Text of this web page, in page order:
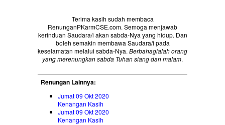
Terima kasih sudah membaca
RenunganPKarmCSE.com. Semoga menjawab
kerinduan Saudara/i akan sabda-Nya yang hidup. Dan
boleh semakin membawa Saudara/i pada
keselamatan melalui sabda-Nya. Berbahagialah orang
yang merenungkan sabda Tuhan siang dan malam.
Renungan Lainnya:
Jumat 09 Okt 2020
Kenangan Kasih
Jumat 09 Okt 2020
Kenangan Kasih